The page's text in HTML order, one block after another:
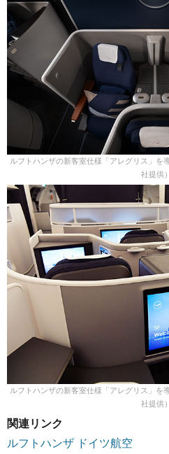
ルフトハンザの新客室仕様「アレグリス」を
社提供）
ルフトハンザの新客室仕様「アレグリス」を
社提供）
関連リンク
ルフトハンザ ドイツ航空